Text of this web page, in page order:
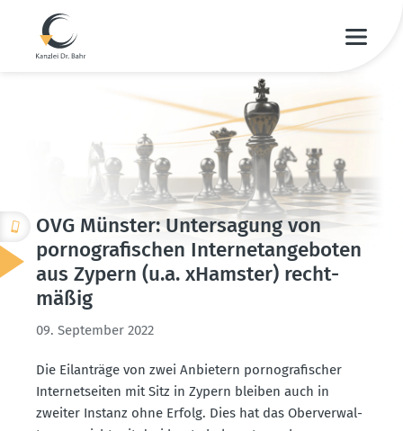
OVG Münster: Unter­sagung von
porno­gra­fi­schen Inter­net­an­ge­boten
aus Zypern (u.a. xHamster) recht­
mäßig
09. September 2022
Die Eilan­träge von zwei Anbietern porno­gra­fi­scher
Inter­net­seiten mit Sitz in Zypern bleiben auch in
zweiter Instanz ohne Erfolg. Dies hat das Oberver­wal­